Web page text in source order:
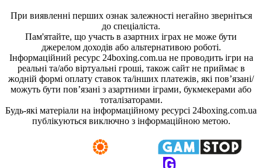
При виявленні перших ознак залежності негайно зверніться
до спеціаліста.
Пам'ятайте, що участь в азартних іграх не може бути
джерелом доходів або альтернативою роботі.
Інформаційний ресурс 24boxing.com.ua не проводить ігри на
реальні та/або віртуальні гроші, також сайт не приймає в
жодній формі оплату ставок та/інших платежів, які пов’язані/
можуть бути пов’язані з азартними іграми, букмекерами або
тоталізаторами.
Будь-які матеріали на інформаційному ресурсі 24boxing.com.ua
публікуються виключно з інформаційною метою.